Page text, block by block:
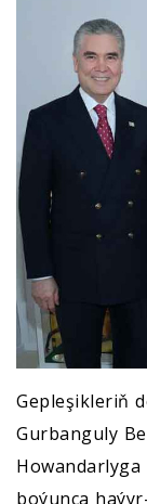
Gepleşikleriň
Gurbanguly
boýunça